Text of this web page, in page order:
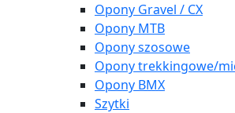
Opony Gravel / CX
Opony MTB
Opony szosowe
Opony trekkingowe/
Opony BMX
Szytki